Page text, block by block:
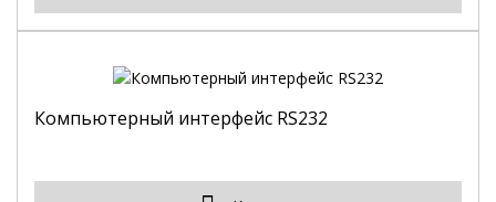
Компьютерный интерфейс RS232